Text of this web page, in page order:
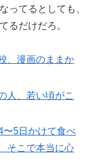
ってるとしても、
るだけだろ。
、漫画のままか
人、若い頃がこ
〜5日かけて食べ
そこで本当に心